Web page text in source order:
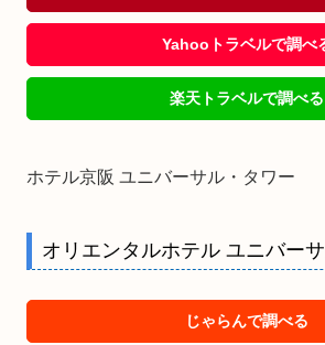
Yahooトラベルで調べ
楽天トラベルで調べる
ホテル京阪 ユニバーサル・タワー
オリエンタルホテル ユニバー
じゃらんで調べる